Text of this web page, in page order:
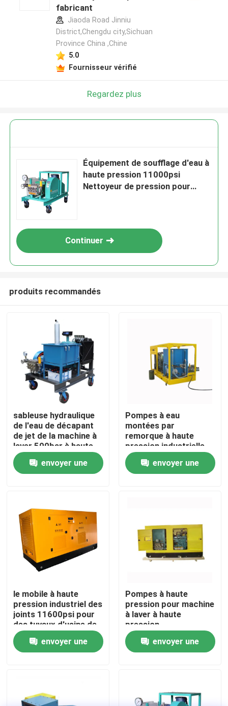
À la maison
Produits
À propos de nous
Visite de l'usine
Contrôle de la qualité
Nous contacter
Nouvelles
Pompe hydraulique électrique d'essai
Décapants à haute pression industriels
fabricant
Jiaoda Road Jinniu
District,Chengdu city,Sichuan
Province China ,Chine
5.0
Fournisseur vérifié
Regardez plus
Équipement de soufflage d'eau à
haute pression 11000psi
Nettoyeur de pression pour
Continuer
produits recommandés
sableuse hydraulique
de l'eau de décapant
de jet de la machine à
laver 500bar à haute
pression industrielle
envoyer une
Pompes à eau
montées par
remorque à haute
pression industrielle
de pression des joints
90kw
envoyer une
le mobile à haute
pression industriel des
joints 11600psi pour
des tuyaux d'usine de
l'électricité nettoient
envoyer une
Pompes à haute
pression pour machine
à laver à haute
pression
envoyer une